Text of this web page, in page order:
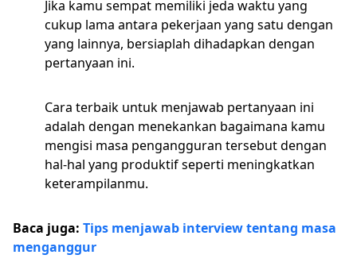
Jika kamu sempat memiliki jeda waktu yang
cukup lama antara pekerjaan yang satu dengan
yang lainnya, bersiaplah dihadapkan dengan
pertanyaan ini.
Cara terbaik untuk menjawab pertanyaan ini
adalah dengan menekankan bagaimana kamu
mengisi masa pengangguran tersebut dengan
hal-hal yang produktif seperti meningkatkan
keterampilanmu.
Baca juga: Tips menjawab interview tentang masa
menganggur